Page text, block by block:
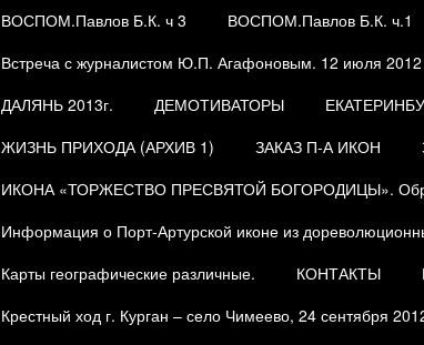
ВОСПОМ.Павлов Б.К. ч 3
ВОСПОМ.Павлов Б.К. ч.1
Встреча с журналистом Ю.П. Агафоновым. 12 июля 2012
ДАЛЯНЬ 2013г.
ДЕМОТИВАТОРЫ
ЖИЗНЬ ПРИХОДА (АРХИВ 1)
ЗАКАЗ П-А ИКОН
ИКОНА «ТОРЖЕСТВО ПРЕСВЯТОЙ БОГОРОДИЦЫ».
Информация о Порт-Артурской иконе из
Карты географические различные.
КОНТАКТЫ
Крестный ход г. Курган – село Чимеево, 24 сентября